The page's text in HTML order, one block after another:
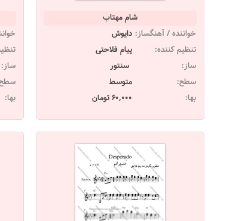
شام مهتاب
خواننده / آهنگساز: دایوش
تنظیم کننده:
پیام فلاحتی
ساز:
سنتور
سطح:
متوسط
بها:
60,000 تومان
ساز:
بها: